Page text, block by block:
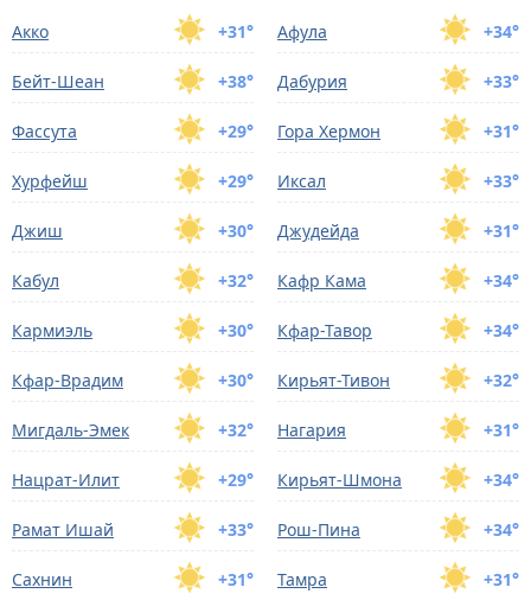
+31°
Акко +34°
Афула
+38°
Бейт-Шеан +33°
Дабурия
+29°
Фассута +31°
Гора Хермон
+29°
Хурфейш +33°
Иксал
+30°
Джиш +31°
Джудейда
+32°
Кабул +34°
Кафр Кама
+30°
Кармиэль +34°
Кфар-Тавoр
+30°
Кфар-Врадим +32°
Кирьят-Тивон
+32°
Мигдаль-Эмек +31°
Нагария
+29°
Нацрат-Илит +34°
Кирьят-Шмона
+33°
Рамат Ишай +34°
Рoш-Пина
+31°
Сахнин +31°
Тамра